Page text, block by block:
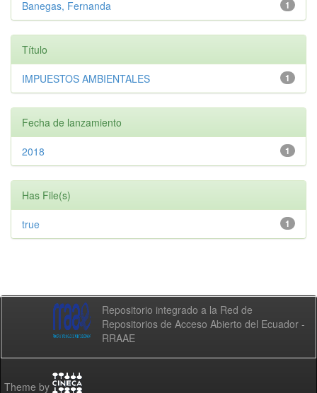
1
Banegas, Fernanda
Título
1
IMPUESTOS AMBIENTALES
Fecha de lanzamiento
1
2018
Has File(s)
1
true
Repositorio integrado a la Red de
Repositorios de Acceso Abierto del Ecuador -
RRAAE
Theme by